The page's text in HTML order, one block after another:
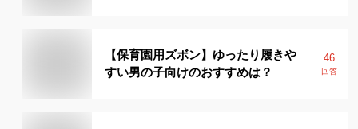
【保育園用ズボン】ゆったり履きや
すい男の子向けのおすすめは？
46
回答